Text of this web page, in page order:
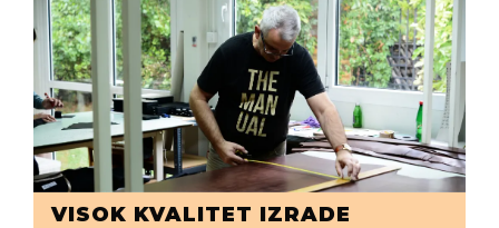
VISOK KVALITET IZRADE